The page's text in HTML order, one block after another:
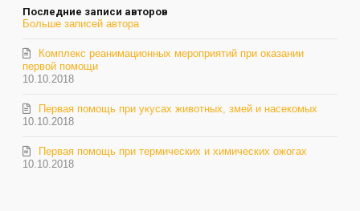
автора
Последние записи авторов
Больше записей автора
10.10.2018
Комплекс реанимационных мероприятий при оказании
первой помощи
10.10.2018
Первая помощь при укусах животных, змей и насекомых
10.10.2018
Первая помощь при термических и химических ожогах